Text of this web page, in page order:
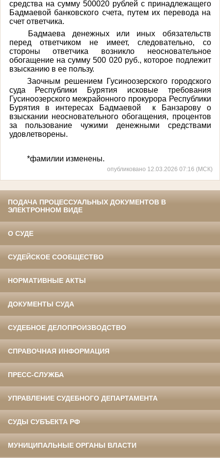
средства на сумму 500020 рублей с принадлежащего
Бадмаевой банковского счета, путем их перевода на
счет ответчика.
Бадмаева денежных или иных обязательств
перед ответчиком не имеет, следовательно, со
стороны ответчика возникло неосновательное
обогащение на сумму 500 020 руб., которое подлежит
взысканию в ее пользу.
Заочным решением Гусиноозерского городского
суда Республики Бурятия исковые требования
Гусиноозерского межрайонного прокурора Республики
Бурятия в интересах Бадмаевой к Банзарову о
взыскании неосновательного обогащения, процентов
за пользование чужими денежными средствами
удовлетворены.
*фамилии изменены.
опубликовано 12.03.2026 07:16 (МСК)
ПОДАЧА ПРОЦЕССУАЛЬНЫХ ДОКУМЕНТОВ В
ЭЛЕКТРОННОМ ВИДЕ
О СУДЕ
СУДЕЙСКОЕ СООБЩЕСТВО
НОРМАТИВНЫЕ АКТЫ
ДОКУМЕНТЫ СУДА
СУДЕБНОЕ ДЕЛОПРОИЗВОДСТВО
СПРАВОЧНАЯ ИНФОРМАЦИЯ
ПРЕСС-СЛУЖБА
УПРАВЛЕНИЕ СУДЕБНОГО ДЕПАРТАМЕНТА
СУДЫ СУБЪЕКТА РФ
МУНИЦИПАЛЬНЫЕ ОРГАНЫ ВЛАСТИ